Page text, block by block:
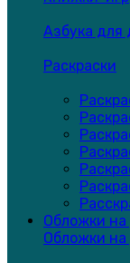
Азбука для
Раскраски
Обложки на
Обложки